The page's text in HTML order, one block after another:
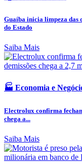
Guaíba inicia limpeza das
do Estado
Saiba Mais
🏭 Economia e
Electrolux confirma
chega a...
Saiba Mais